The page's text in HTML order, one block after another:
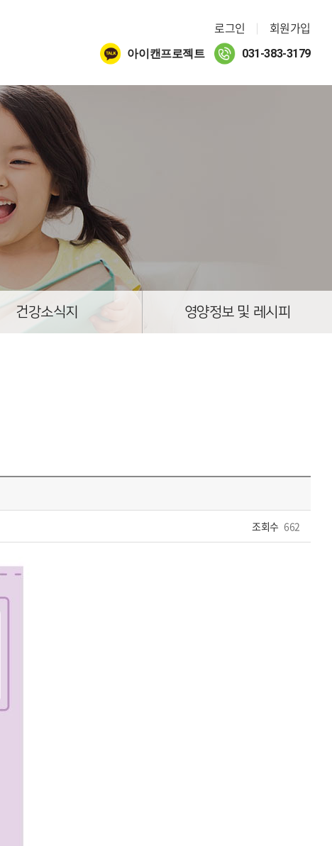
로그인 회원가입
아이캔프로젝트 031-383-3179
건강소식지 영양정보 및 레시피
조회수 662